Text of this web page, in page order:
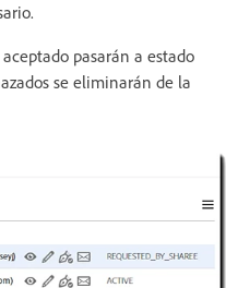
pasarán a estado
se eliminarán de la